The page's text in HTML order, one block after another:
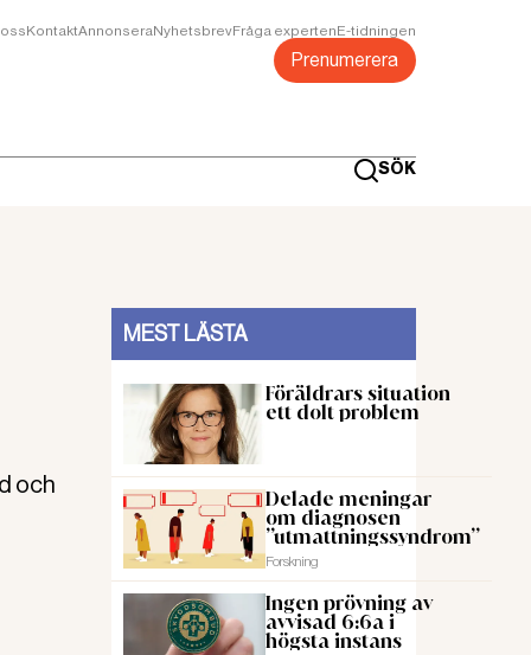
KontaktAnnonseraNyhetsbrevFråga expertenE-tidningen
Prenumerera
SÖK
och
MEST LÄSTA
Föräldrars situation
ett dolt problem
Delade meningar
om diagnosen
”utmattningssyndrom”
Forskning
Ingen prövning av
avvisad 6:6a i
högsta instans